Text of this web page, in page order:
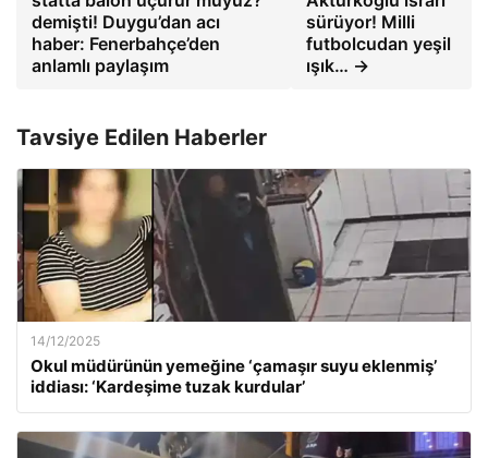
demişti! Duygu’dan acı
haber: Fenerbahçe’den
anlamlı paylaşım
sürüyor! Milli
futbolcudan yeşil
ışık… →
Tavsiye Edilen Haberler
14/12/2025
Okul müdürünün yemeğine ‘çamaşır suyu eklenmiş’
iddiası: ‘Kardeşime tuzak kurdular’